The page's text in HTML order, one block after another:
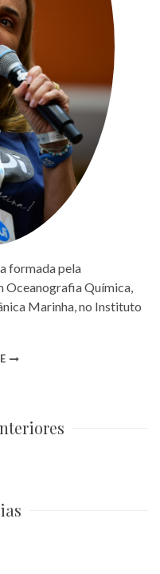
formada pela
Oceanografia Química,
Marinha, no Instituto